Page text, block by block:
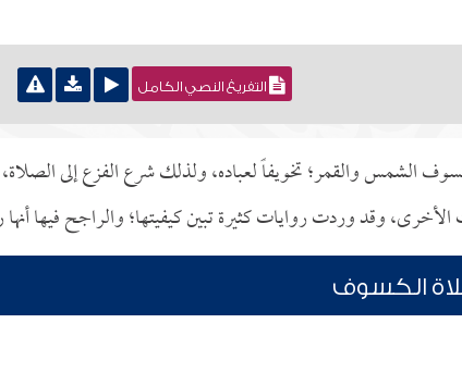
التفريغ النصي الكامل
الشمس والقمر؛ تخويفاً لعباده، ولذلك شرع الفزع إلى
وقد وردت روايات كثيرة تبين كيفيتها؛ والراجح فيها
الكسوف